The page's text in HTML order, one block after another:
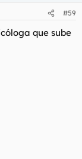
#59
que sube